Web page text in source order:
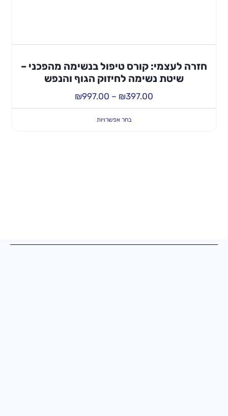
חזרה לעצמי: קורס טיפול בנשימה מהפכני –
שיטת נשימה לחיזוק הגוף והנפש
₪397.00
–
₪997.00
בחר אפשרויות